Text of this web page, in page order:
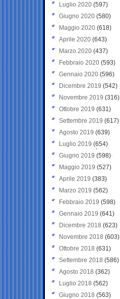
Luglio 2020 (597)
Giugno 2020 (580)
Maggio 2020 (618)
Aprile 2020 (643)
Marzo 2020 (437)
Febbraio 2020 (593)
Gennaio 2020 (596)
Dicembre 2019 (542)
Novembre 2019 (316)
Ottobre 2019 (631)
Settembre 2019 (617)
Agosto 2019 (639)
Luglio 2019 (654)
Giugno 2019 (598)
Maggio 2019 (527)
Aprile 2019 (383)
Marzo 2019 (562)
Febbraio 2019 (598)
Gennaio 2019 (641)
Dicembre 2018 (623)
Novembre 2018 (603)
Ottobre 2018 (631)
Settembre 2018 (586)
Agosto 2018 (362)
Luglio 2018 (562)
Giugno 2018 (563)